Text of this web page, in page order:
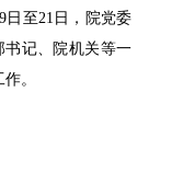
日至 21 日，院党委
书记、院机关等一
。